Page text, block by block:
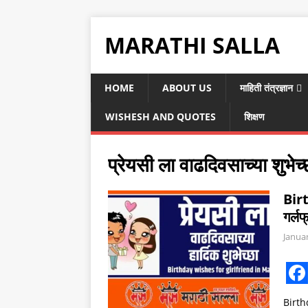
MARATHI SALLA
HOME ABOUT US माहिती तंत्रज्ञान
WISHESH AND QUOTES शिक्षण
प्रेयसी ला वाढदिवसाच्या
F